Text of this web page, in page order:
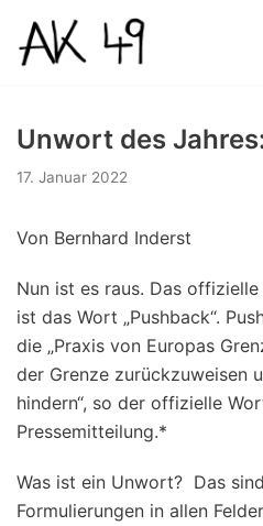
Zum
Unwort des
17. Januar 2022
Von Bernhard Inderst
Nun ist es raus. Das
ist das Wort „Pushback“.
die „Praxis von Europas
der Grenze zurückzuweisen
hindern“, so der offizielle
Pressemitteilung.*
Was ist ein Unwort? Das
Formulierungen in allen